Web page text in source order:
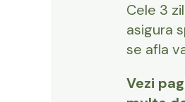
Cele 3
asigura
se afla
Vezi